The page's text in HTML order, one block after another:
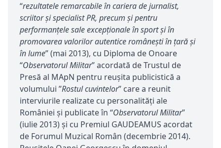
“rezultatele remarcabile în cariera de jurnalist,
scriitor şi specialist PR, precum şi pentru
performanţele sale excepţionale în sport şi în
promovarea valorilor autentice româneşti în ţară şi
în lume” (mai 2013), cu Diploma de Onoare
“Observatorul Militar” acordată de Trustul de
Presă al MApN pentru reuşita publicistică a
volumului ”Rostul cuvintelor” care a reunit
interviurile realizate cu personalităţi ale
României și publicate în “Observatorul Militar”
(iulie 2013) și cu Premiul GAUDEAMUS acordat
de Forumul Muzical Român (decembrie 2014).